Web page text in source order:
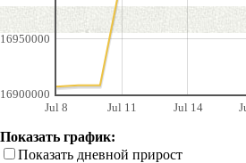
Jul 8 Jul 11 Jul 14
16900000
16950000
Показать график:
Показать дневной прирост